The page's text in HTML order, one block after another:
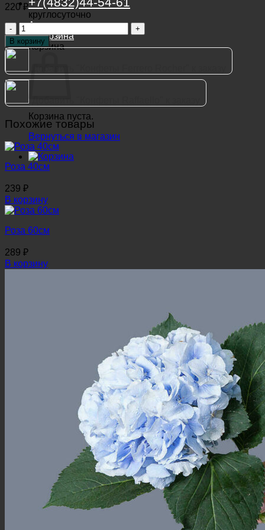
круглосуточно
Адреса салонов
Корзина
Корзина пуста.
Вернуться в магазин
220₽
Количество
товара
Оазис
В корзину
Похожие товары
Роза 40см
239 ₽
В корзину
Роза 60см
289 ₽
В корзину